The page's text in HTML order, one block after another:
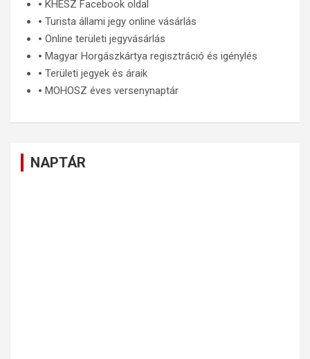
🞄 KHESZ Facebook oldal
🞄 Turista állami jegy online vásárlás
🞄 Online területi jegyvásárlás
🞄 Magyar Horgászkártya regisztráció és igénylés
🞄 Területi jegyek és áraik
🞄 MOHOSZ éves versenynaptár
NAPTÁR